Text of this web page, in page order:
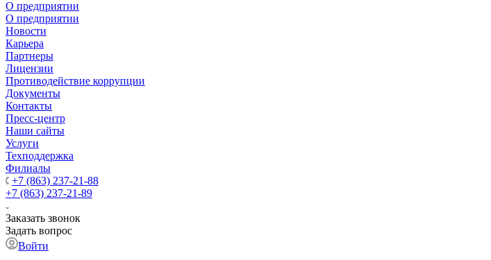
О предприятии
О предприятии
Новости
Карьера
Партнеры
Лицензии
Противодействие коррупции
Документы
Контакты
Пресс-центр
Наши сайты
Услуги
Техподдержка
Филиалы
+7 (863) 237-21-88
+7 (863) 237-21-89
Заказать звонок
Задать вопрос
Войти